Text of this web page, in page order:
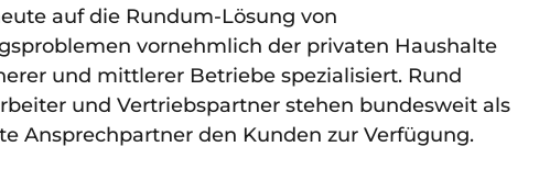
auf die Rundum-Lösung von
vornehmlich der privaten Haushalte
und mittlerer Betriebe spezialisiert. Rund
und Vertriebspartner stehen bundesweit als
Ansprechpartner den Kunden zur Verfügung.